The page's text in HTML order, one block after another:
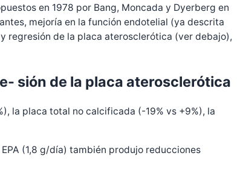
en 1978 por Bang, Moncada y Dyerberg en
mejoría en la función endotelial (ya descrita
regresión de la placa aterosclerótica (ver debajo),
sión de la placa aterosclerótica
la placa total no calcificada (-19% vs +9%), la
(1,8 g/día) también produjo reducciones